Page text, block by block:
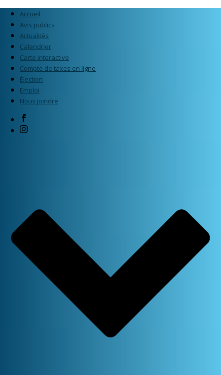
Accueil
Avis publics
Actualités
Calendrier
Carte interactive
Compte de taxes en ligne
Élection
Emploi
Nous joindre